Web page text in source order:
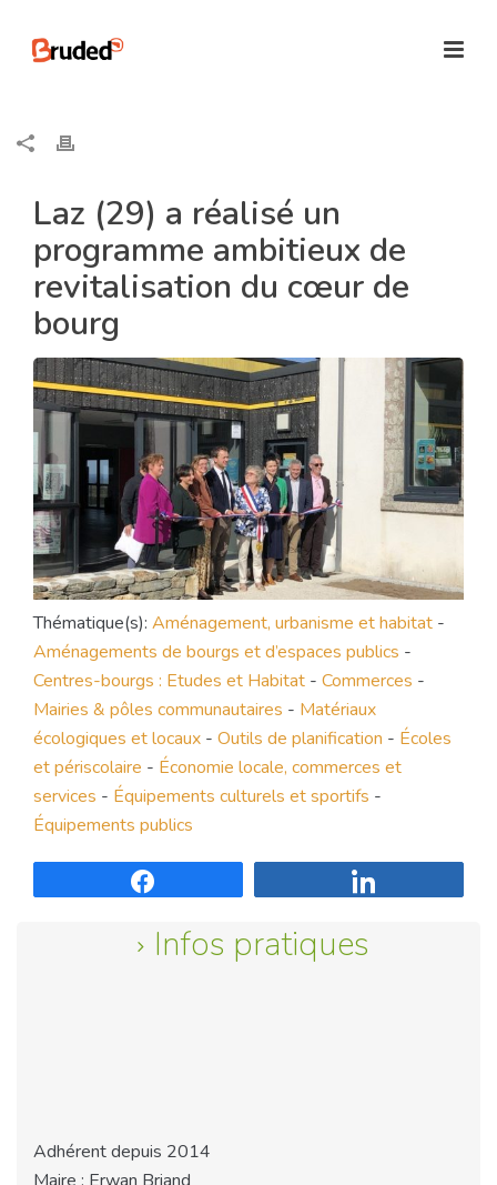
Laz (29) a réalisé un
programme ambitieux de
revitalisation du cœur de
bourg
Thématique(s): Aménagement, urbanisme et habitat -
Aménagements de bourgs et d’espaces publics -
Centres-bourgs : Etudes et Habitat - Commerces -
Mairies & pôles communautaires - Matériaux
écologiques et locaux - Outils de planification - Écoles
et périscolaire - Économie locale, commerces et
services - Équipements culturels et sportifs -
Équipements publics
Infos pratiques
Adhérent depuis 2014